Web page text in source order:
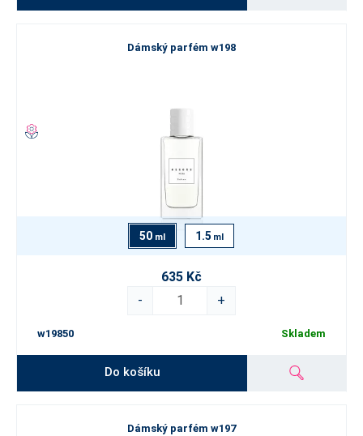
Dámský parfém w198
50 ml 1.5 ml
635 Kč
-
+
w19850 Skladem
Do košíku
Dámský parfém w197